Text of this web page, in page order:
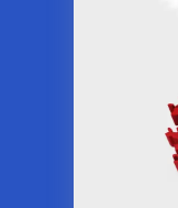
Bu
kutlamak